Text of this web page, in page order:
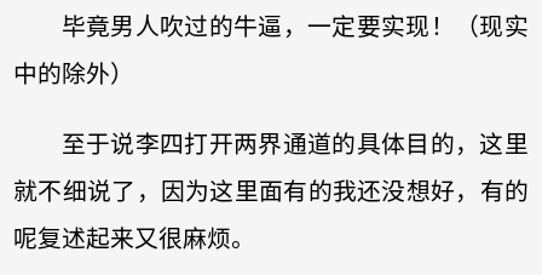
毕竟男人吹过的牛逼，一定要实现！（现实
中的除外）
至于说李四打开两界通道的具体目的，这里
就不细说了，因为这里面有的我还没想好，有的
呢复述起来又很麻烦。